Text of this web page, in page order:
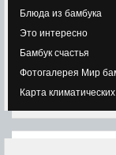
Блюда из бамбука
Это интересно
Бамбук счастья
Фотогалерея Мир
Карта